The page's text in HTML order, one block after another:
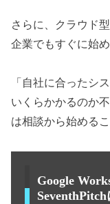
さらに、クラウド
企業でもすぐに始め
「自社に合ったシ
いくらかかるのか
は相談から始める
Google